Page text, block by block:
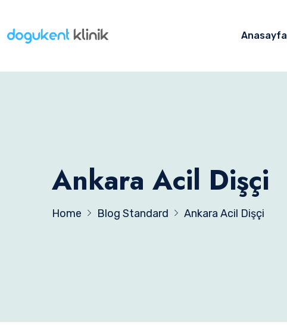
Anasayfa
Ankara Acil Dişçi
Home Blog Standard Ankara Acil Dişçi